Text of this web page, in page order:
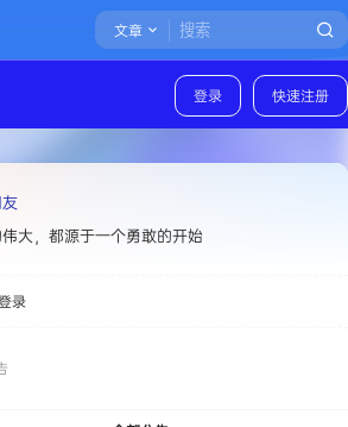
文章
登录 快速注册
大，都源于一个勇敢的开始
录